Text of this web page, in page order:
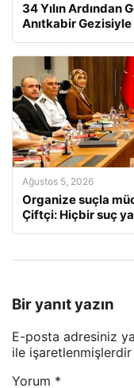
34 Yılın Ardından
Anıtkabir
Ağustos 5, 2026
Organize suçla
Çiftçi: Hiçbir suç
Bir yanıt yazın
E-posta adresiniz
ile işaretlenmişlerdir
Yorum *